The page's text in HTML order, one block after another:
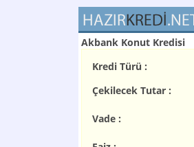
Akbank Konut Kredisi
Kredi Türü :
Çekilecek Tutar :
Vade :